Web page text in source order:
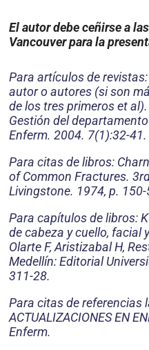
El autor debe ceñirse a
Vancouver para la
Para artículos de
autor o autores (si son
de los tres primeros et
Gestión del
Enferm. 2004. 7(1):32-41.
Para citas de libros:
of Common Fractures.
Livingstone. 1974, p. 150-
Para capítulos de libros:
de cabeza y cuello, facial
Olarte F, Aristizabal H,
Medellín: Editorial
311-28.
Para citas de referencias
ACTUALIZACIONES EN
Enferm.